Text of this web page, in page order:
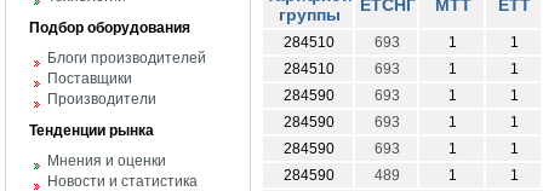
Подбор оборудования
Блоги производителей
Поставщики
Производители
Тенденции рынка
Мнения и оценки
Новости и статистика
группы
ЕТСНГ
МТТ
ЕТТ
284510 693 1
1
284510
693 1
1
284590
693 1
1
284590
693 1
1
284590
693 1
1
284590
489 1 1